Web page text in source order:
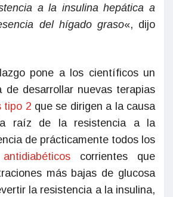
a la insulina hepática a
del hígado graso«, dijo
pone a los científicos un
de desarrollar nuevas terapias
tipo 2 que se dirigen a la causa
raíz de la resistencia a la
de prácticamente todos los
corrientes que
más bajas de glucosa
la resistencia a la insulina,